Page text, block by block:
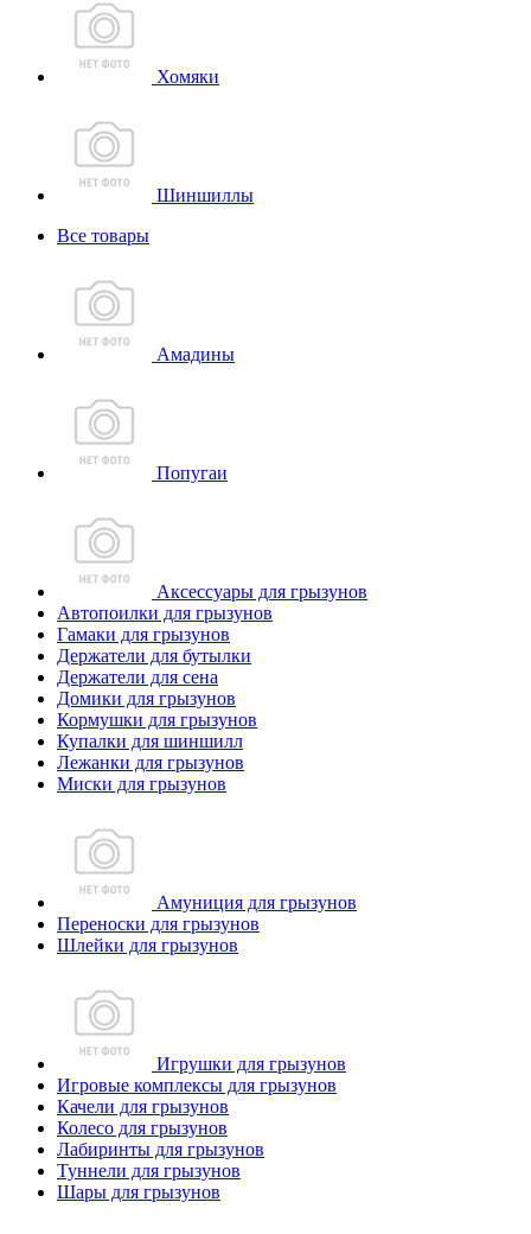
Хомяки
Шиншиллы
Все товары
Амадины
Попугаи
Аксессуары для грызунов
Автопоилки для грызунов
Гамаки для грызунов
Держатели для бутылки
Держатели для сена
Домики для грызунов
Кормушки для грызунов
Купалки для шиншилл
Лежанки для грызунов
Миски для грызунов
Амуниция для грызунов
Переноски для грызунов
Шлейки для грызунов
Игрушки для грызунов
Игровые комплексы для грызунов
Качели для грызунов
Колесо для грызунов
Лабиринты для грызунов
Туннели для грызунов
Шары для грызунов